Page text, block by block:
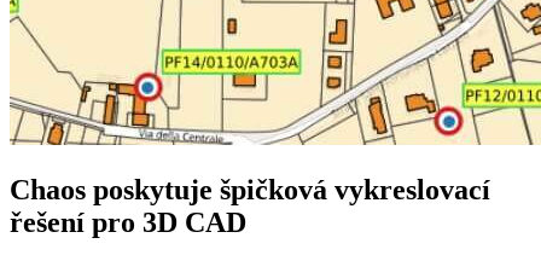
Chaos poskytuje špičková vykreslovací
řešení pro 3D CAD